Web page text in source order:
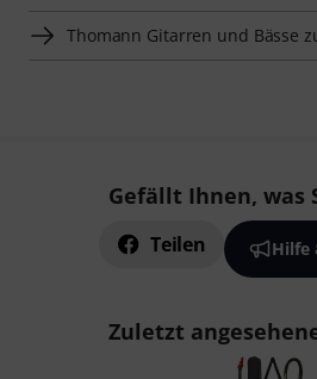
Thomann Gitarren und Bässe
Gefällt Ihnen, was
Teilen Hilfe
Zuletzt